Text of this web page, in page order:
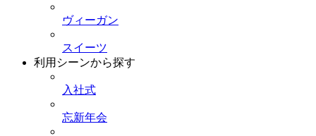
ヴィーガン
スイーツ
利用シーンから探す
入社式
忘新年会